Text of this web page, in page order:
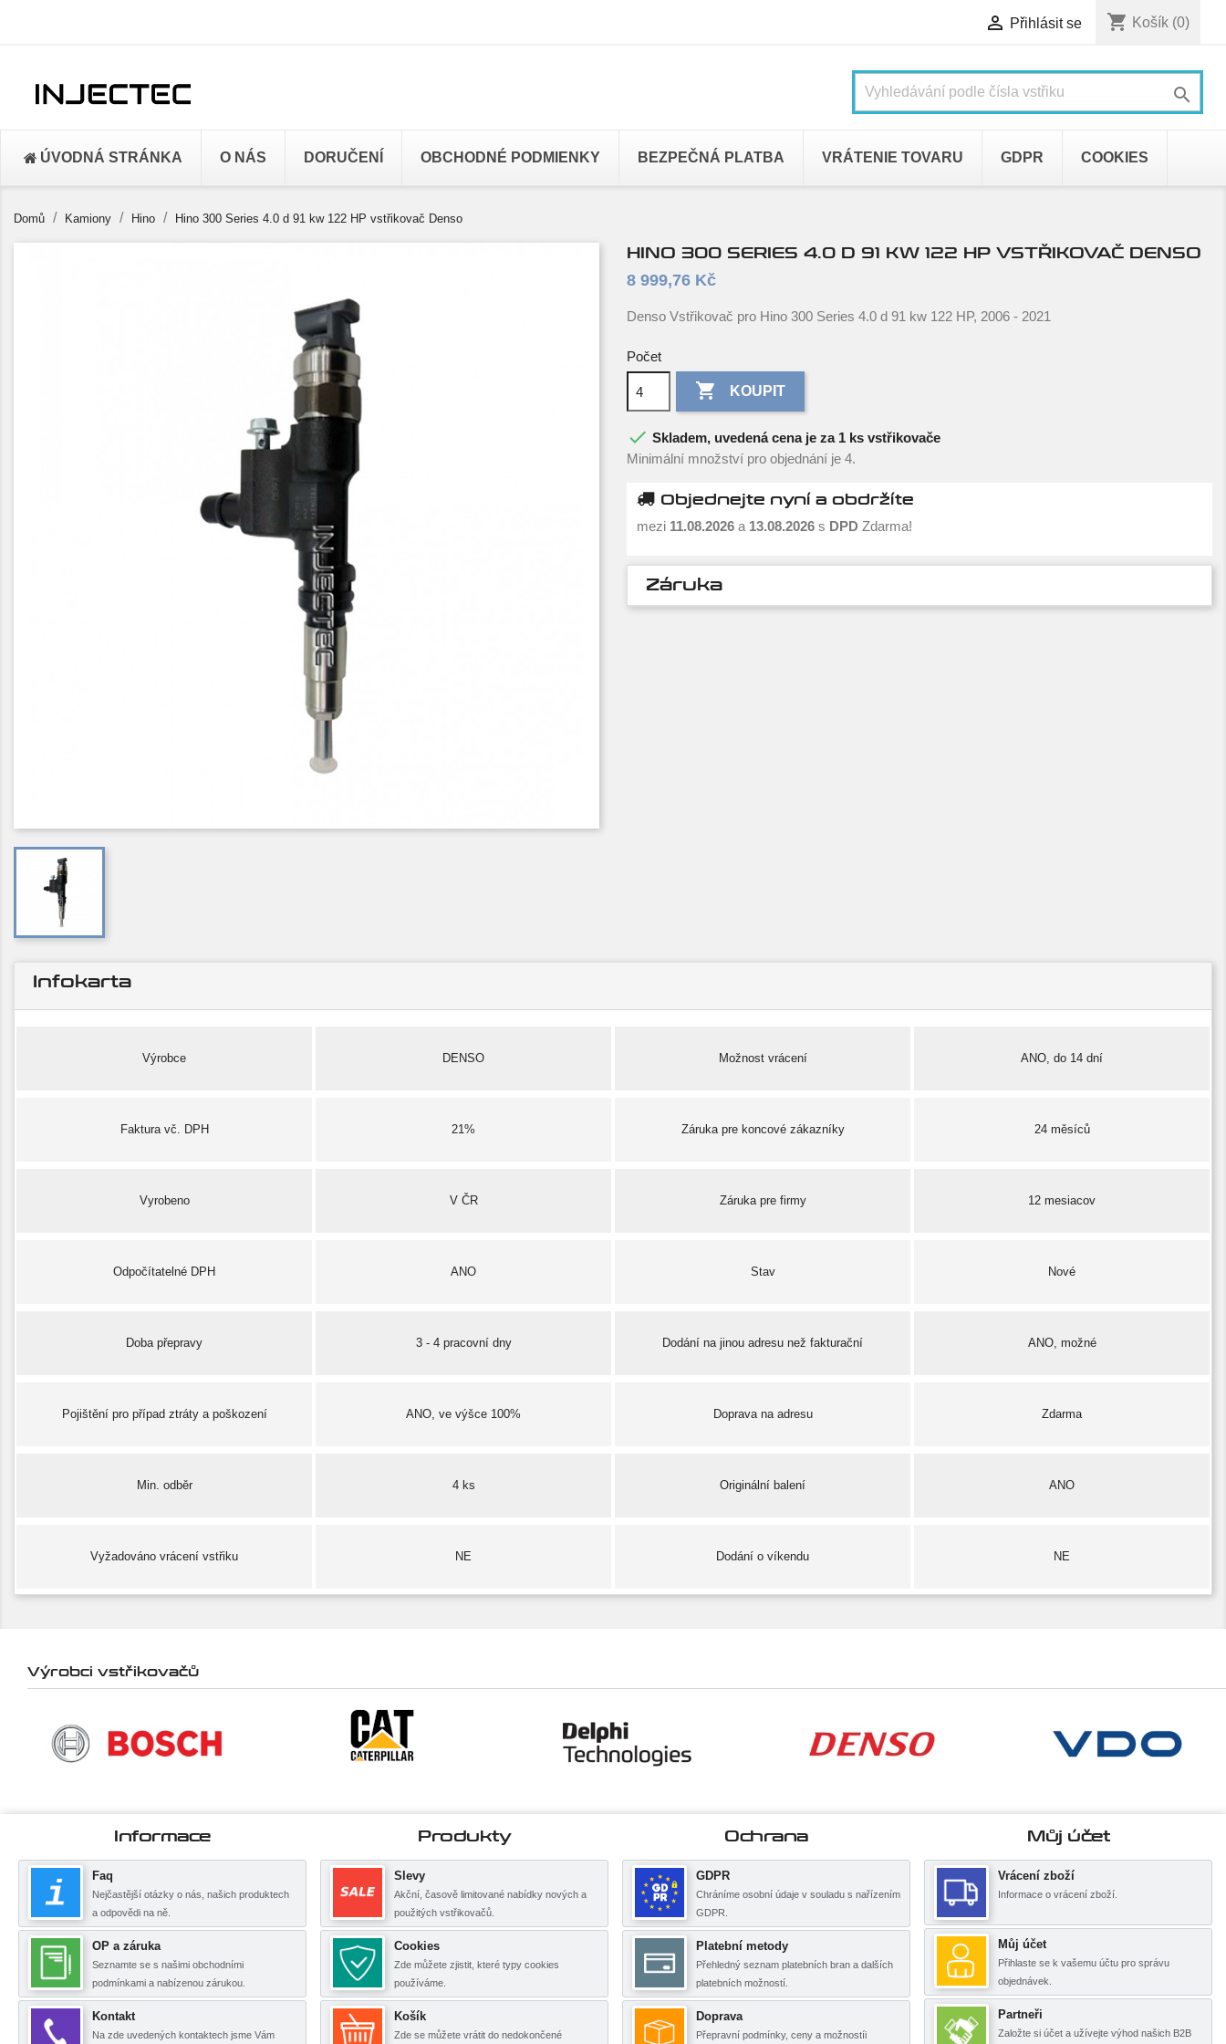
 Přihlásit se shopping_cart Košík (0)

ÚVODNÁ STRÁNKA O NÁS DORUČENÍ OBCHODNÉ PODMIENKY BEZPEČNÁ PLATBA VRÁTENIE TOVARU GDPR COOKIES
Domů Kamiony Hino Hino 300 Series 4.0 d 91 kw 122 HP vstřikovač Denso
HINO 300 SERIES 4.0 D 91 KW 122 HP VSTŘIKOVAČ DENSO
8 999,76 Kč
Denso Vstřikovač pro Hino 300 Series 4.0 d 91 kw 122 HP, 2006 - 2021
Počet
 KOUPIT
 Skladem, uvedená cena je za 1 ks vstřikovače
Minimální množství pro objednání je 4.
Objednejte nyní a obdržíte
mezi 11.08.2026 a 13.08.2026 s DPD Zdarma!
Záruka
Infokarta
Výrobce DENSO Možnost vrácení ANO, do 14 dní
Faktura vč. DPH 21% Záruka pre koncové zákazníky 24 měsíců
Vyrobeno V ČR Záruka pre firmy 12 mesiacov
Odpočítatelné DPH ANO Stav Nové
Doba přepravy 3 - 4 pracovní dny Dodání na jinou adresu než fakturační ANO, možné
Pojištění pro případ ztráty a poškození ANO, ve výšce 100% Doprava na adresu Zdarma
Min. odběr 4 ks Originální balení ANO
Vyžadováno vrácení vstřiku NE Dodání o víkendu NE
Výrobci vstřikovačů
Informace
Faq
Nejčastější otázky o nás, našich produktech
a odpovědi na ně.
OP a záruka
Seznamte se s našimi obchodními
podmínkami a nabízenou zárukou.
Kontakt
Na zde uvedených kontaktech jsme Vám
Produkty
Slevy
Akční, časově limitované nabídky nových a
použitých vstřikovačů.
Cookies
Zde můžete zjistit, které typy cookies
používáme.
Košík
Zde se můžete vrátit do nedokončené
Ochrana
GDPR
Chráníme osobní údaje v souladu s nařízením
GDPR.
Platební metody
Přehledný seznam platebních bran a dalších
platebních možností.
Doprava
Přepravní podmínky, ceny a možnostíi
Můj účet
Vrácení zboží
Informace o vrácení zboží.
Můj účet
Přihlaste se k vašemu účtu pro správu
objednávek.
Partneři
Založte si účet a užívejte výhod našich B2B